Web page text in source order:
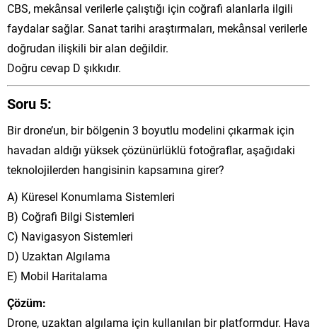
CBS, mekânsal verilerle çalıştığı için coğrafi alanlarla ilgili
faydalar sağlar. Sanat tarihi araştırmaları, mekânsal verilerle
doğrudan ilişkili bir alan değildir.
Doğru cevap D şıkkıdır.
Soru 5:
Bir drone’un, bir bölgenin 3 boyutlu modelini çıkarmak için
havadan aldığı yüksek çözünürlüklü fotoğraflar, aşağıdaki
teknolojilerden hangisinin kapsamına girer?
A) Küresel Konumlama Sistemleri
B) Coğrafi Bilgi Sistemleri
C) Navigasyon Sistemleri
D) Uzaktan Algılama
E) Mobil Haritalama
Çözüm:
Drone, uzaktan algılama için kullanılan bir platformdur. Hava